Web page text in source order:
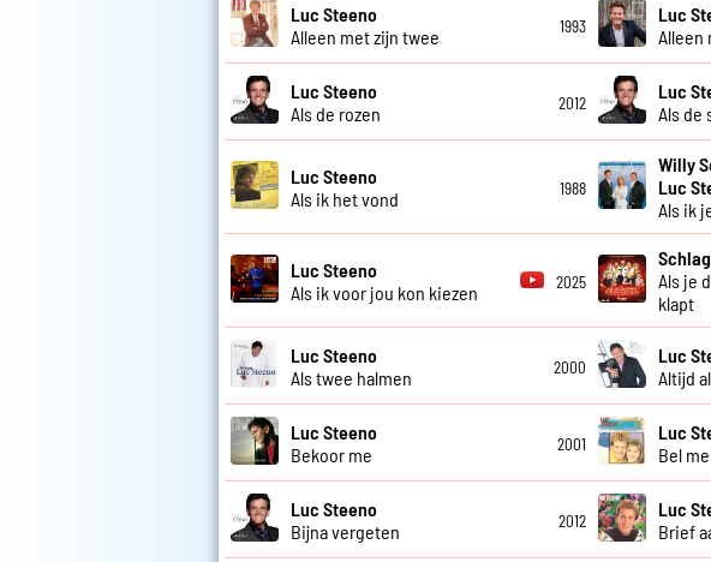
Luc Steeno
Alleen met zijn twee
1993
Luc
Alleen
Luc Steeno
Als de rozen
2012
Luc
Als de
Luc Steeno
Als ik het vond
1988
Willy
Luc
Als ik
Luc Steeno
Als ik voor jou kon kiezen
2025
Als je
klapt
Luc Steeno
Als twee halmen
2000
Luc
Altijd
Luc Steeno
Bekoor me
2001
Luc
Bel
Luc Steeno
Bijna vergeten
2012
Luc
Brief